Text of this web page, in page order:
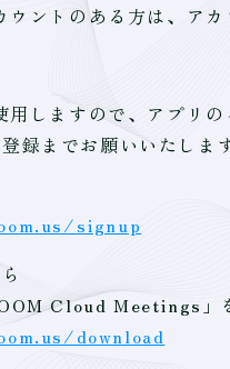
ウントのある方は、ア
しますので、アプリの
録までお願いいたします
signup
Cloud Meetings」
download